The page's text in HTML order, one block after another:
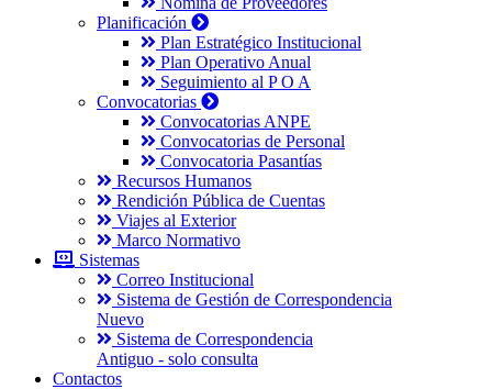
Planificación
Plan Estratégico Institucional
Plan Operativo Anual
Seguimiento al P O A
Convocatorias
Convocatorias ANPE
Convocatorias de Personal
Convocatoria Pasantías
Recursos Humanos
Rendición Pública de Cuentas
Viajes al Exterior
Marco Normativo
Sistemas
Correo Institucional
Sistema de Gestión de Correspondencia
Nuevo
Sistema de Correspondencia
Antiguo - solo consulta
Contactos